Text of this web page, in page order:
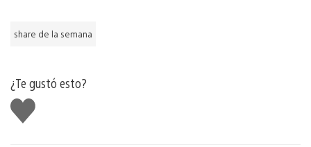
share de la semana
¿Te gustó esto?
Me
gusta